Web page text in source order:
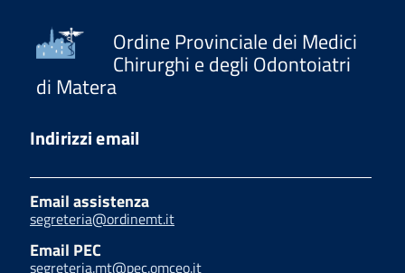
Ordine Provinciale dei Medici
Chirurghi e degli Odontoiatri
di Matera
Indirizzi email
Email assistenza
segreteria@ordinemt.it
Email PEC
segreteria.mt@pec.omceo.it